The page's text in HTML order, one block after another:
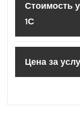
Стоимость
1С
Цена за